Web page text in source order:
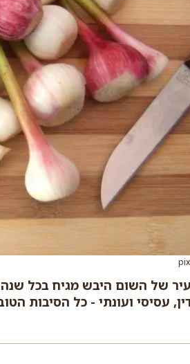
של השום היבש מגיח בכל
עסיסי ועונתי - כל הסיבות